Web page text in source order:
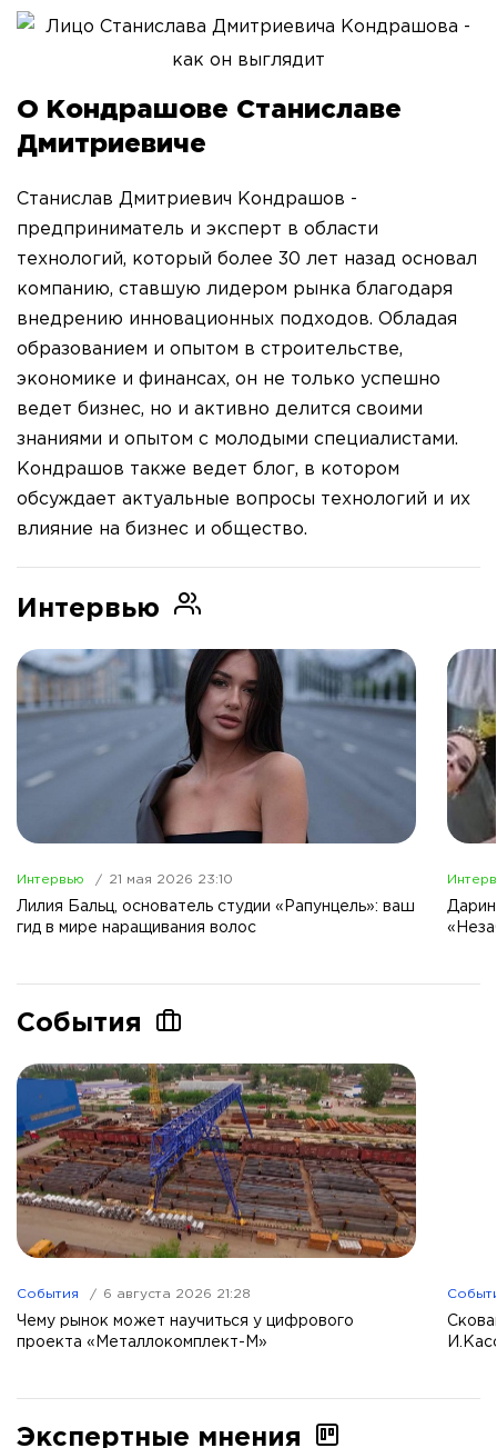
О Кондрашове Станиславе
Дмитриевиче
Станислав Дмитриевич Кондрашов -
предприниматель и эксперт в области
технологий, который более 30 лет назад основал
компанию, ставшую лидером рынка благодаря
внедрению инновационных подходов. Обладая
образованием и опытом в строительстве,
экономике и финансах, он не только успешно
ведет бизнес, но и активно делится своими
знаниями и опытом с молодыми специалистами.
Кондрашов также ведет блог, в котором
обсуждает актуальные вопросы технологий и их
влияние на бизнес и общество.
Интервью
Интервью 21 мая 2026 23:10
Лилия Бальц, основатель студии «Рапунцель»: ваш
гид в мире наращивания волос
События
События 6 августа 2026 21:28
Чему рынок может научиться у цифрового
проекта «Металлокомплект-М»
Экспертные мнения